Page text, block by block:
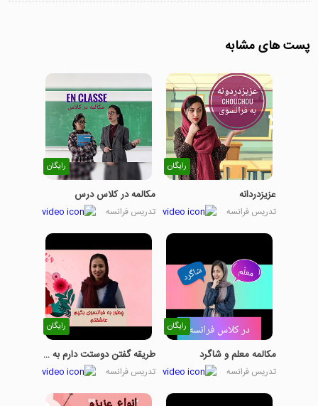
پست های مشابه
رایگان
عزیزدردانه
تدریس فرانسه
رایگان
مکالمه در کلاس درس
تدریس فرانسه
رایگان
مکالمه معلم و شاگرد
تدریس فرانسه
رایگان
طریقه گفتن دوستت دارم به دیگران
تدریس فرانسه